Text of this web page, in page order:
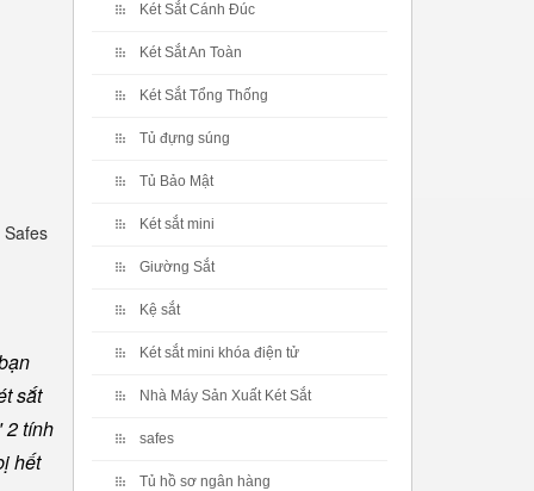
sắt
2 tính
hết
Két Sắt Cánh Đúc
Két Sắt An Toàn
Két Sắt Tổng Thống
Tủ đựng súng
Tủ Bảo Mật
Két sắt mini
Giường Sắt
Kệ sắt
Két sắt mini khóa điện tử
Nhà Máy Sản Xuất Két Sắt
safes
Tủ hồ sơ ngân hàng